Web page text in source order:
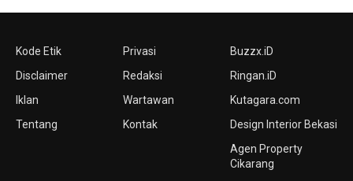
Kode Etik
Disclaimer
Iklan
Tentang
Privasi
Redaksi
Wartawan
Kontak
Buzzx.iD
Ringan.iD
Kutagara.com
Design Interior Bekasi
Agen Property
Cikarang